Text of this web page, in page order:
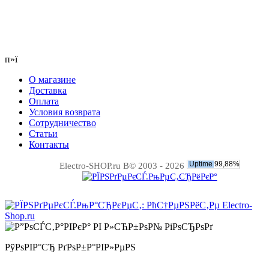
п»ї
О магазине
Доставка
Оплата
Условия возврата
Сотрудничество
Статьи
Контакты
Electro-SHOP.ru В© 2003 - 2026
РўРѕРІР°СЂ РґРѕР±Р°РІР»РµРЅ